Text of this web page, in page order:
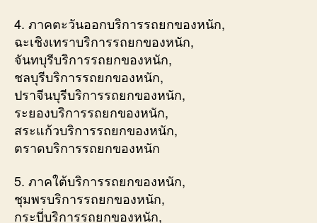
4. ภาคตะวันออกบริการรถยกของหนัก,
ฉะเชิงเทราบริการรถยกของหนัก,
จันทบุรีบริการรถยกของหนัก,
ชลบุรีบริการรถยกของหนัก,
ปราจีนบุรีบริการรถยกของหนัก,
ระยองบริการรถยกของหนัก,
สระแก้วบริการรถยกของหนัก,
ตราดบริการรถยกของหนัก
5. ภาคใต้บริการรถยกของหนัก,
ชุมพรบริการรถยกของหนัก,
กระบี่บริการรถยกของหนัก,